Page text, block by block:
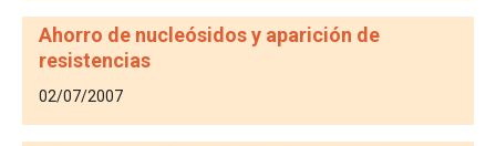
Ahorro de nucleósidos y aparición de
resistencias
02/07/2007